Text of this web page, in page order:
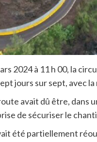
2024 à 11 h 00, la
jours sur sept, avec
avait dû être, dans
de sécuriser le
été partiellement